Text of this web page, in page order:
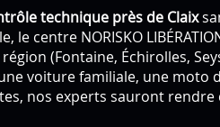
technique près de Claix
le centre NORISKO
(Fontaine, Échirolles,
voiture familiale, une moto
nos experts sauront rendre